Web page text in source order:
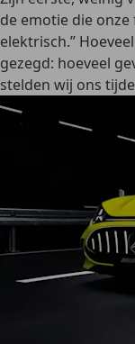
de emotie die onze
elektrisch.”
gezegd: hoeveel
stelden wij ons